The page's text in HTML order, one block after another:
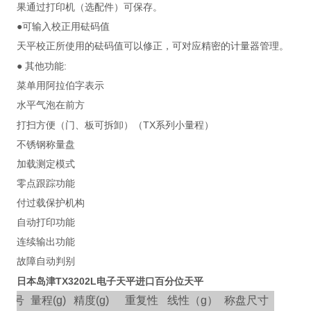
果通过打印机（选配件）可保存。
●可输入校正用砝码值
天平校正所使用的砝码值可以修正，可对应精密的计量器管理。
● 其他功能:
菜单用阿拉伯字表示
水平气泡在前方
打扫方便（门、板可拆卸）（TX系列小量程）
不锈钢称量盘
加载测定模式
零点跟踪功能
付过载保护机构
自动打印功能
连续输出功能
故障自动判别
日本岛津TX3202L电子天平进口百分位天平
型号 量程(g) 精度(g)
重复性
线性（g）
称盘尺寸